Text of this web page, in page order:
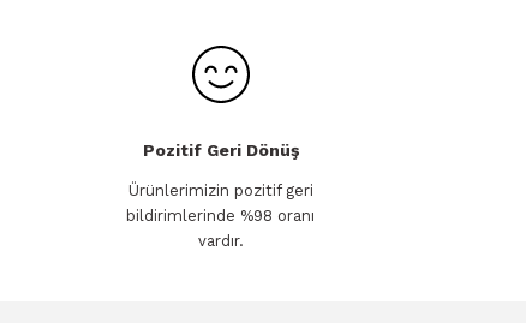
Pozitif Geri Dönüş
Ürünlerimizin pozitif geri
bildirimlerinde %98 oranı
vardır.